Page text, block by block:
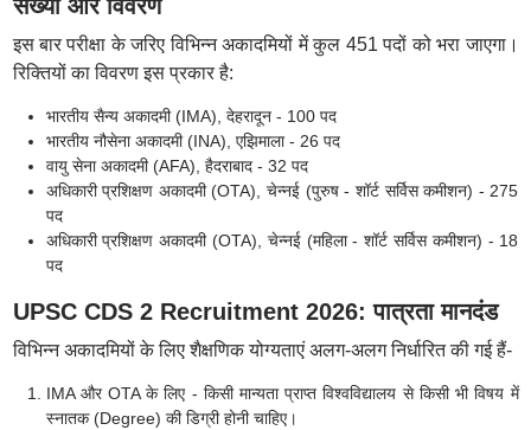
संख्या और विवरण
इस बार परीक्षा के जरिए विभिन्न अकादमियों में कुल 451 पदों को भरा जाएगा।
रिक्तियों का विवरण इस प्रकार है:
भारतीय सैन्य अकादमी (IMA), देहरादून - 100 पद
भारतीय नौसेना अकादमी (INA), एझिमाला - 26 पद
वायु सेना अकादमी (AFA), हैदराबाद - 32 पद
अधिकारी प्रशिक्षण अकादमी (OTA), चेन्नई (पुरुष - शॉर्ट सर्विस कमीशन) - 275
पद
अधिकारी प्रशिक्षण अकादमी (OTA), चेन्नई (महिला - शॉर्ट सर्विस कमीशन) - 18
पद
UPSC CDS 2 Recruitment 2026: पात्रता मानदंड
विभिन्न अकादमियों के लिए शैक्षणिक योग्यताएं अलग-अलग निर्धारित की गई हैं-
IMA और OTA के लिए - किसी मान्यता प्राप्त विश्वविद्यालय से किसी भी विषय में
स्नातक (Degree) की डिग्री होनी चाहिए।